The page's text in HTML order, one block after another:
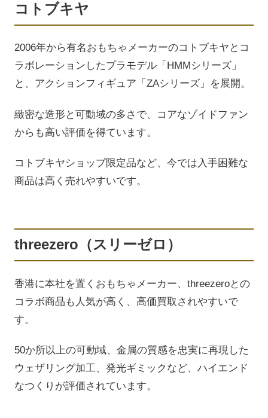
コトブキヤ
2006年から有名おもちゃメーカーのコトブキヤとコ
ラボレーションしたプラモデル「HMMシリーズ」
と、アクションフィギュア「ZAシリーズ」を展開。
緻密な造形と可動域の多さで、コアなゾイドファン
からも高い評価を得ています。
コトブキヤショップ限定品など、今では入手困難な
商品は高く売れやすいです。
threezero（スリーゼロ）
香港に本社を置くおもちゃメーカー、threezeroとの
コラボ商品も人気が高く、高価買取されやすいで
す。
50か所以上の可動域、金属の質感を忠実に再現した
ウェザリング加工、発光ギミックなど、ハイエンド
なつくりが評価されています。